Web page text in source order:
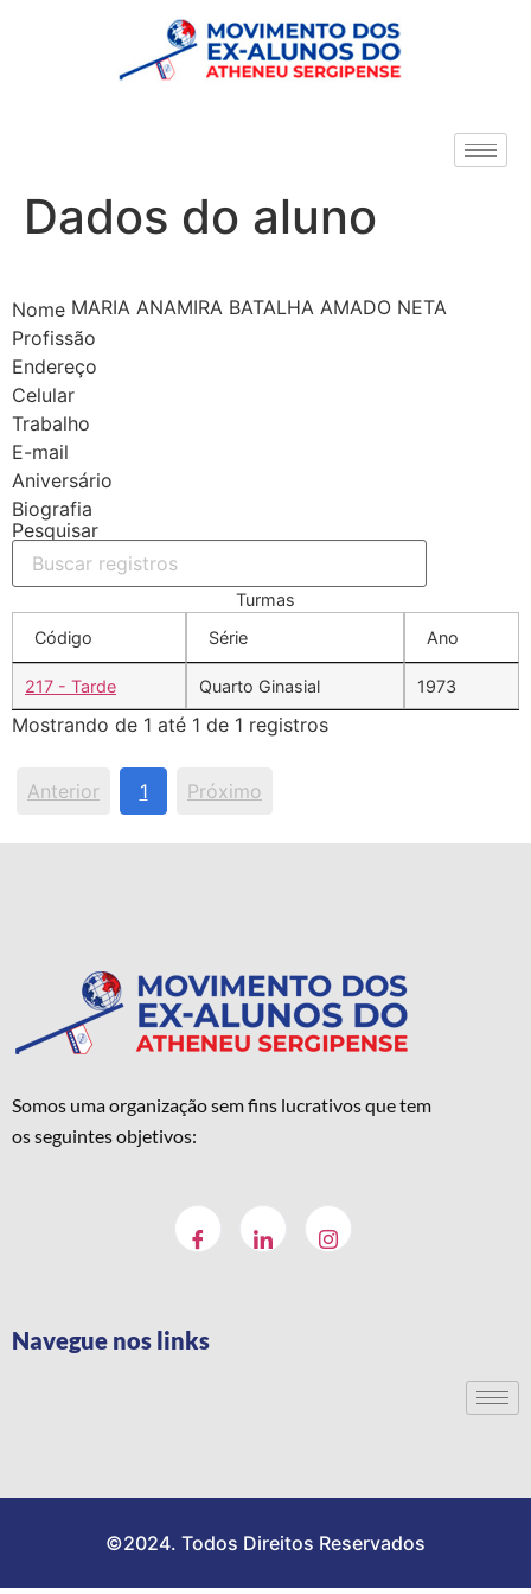
Dados do aluno
Nome MARIA ANAMIRA BATALHA AMADO NETA
Profissão
Endereço
Celular
Trabalho
E-mail
Aniversário
Biografia
Pesquisar
Turmas
Código
Série Ano
217 - Tarde Quarto Ginasial 1973
Mostrando de 1 até 1 de 1 registros
Anterior 1 Próximo
Somos uma organização sem fins lucrativos que tem
os seguintes objetivos:
Navegue nos links
©2024. Todos Direitos Reservados